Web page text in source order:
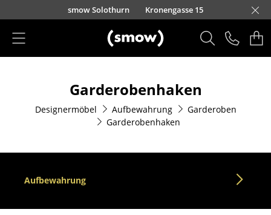
Direkt zum Inhaltsmow Solothurn Kronengasse 15
Esszimmerstühle
Garderobenhaken
Designermöbel Aufbewahrung
Garderoben
Garderobenhaken
Aufbewahrung